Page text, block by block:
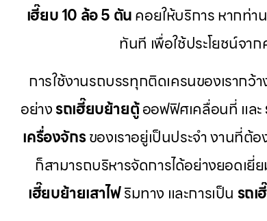
เฮี๊ยบ 10 ล้อ 5 ตันคอยให้บริการ หากท่
ทันที เพื่อใช้ประโยชน์จา
การใช้งานรถบรรทุกติดเครนของเรากว้
อย่างรถเฮี๊ยบย้ายตู้ออฟฟิศเคลื่อนที่ และ
เครื่องจักรของเราอยู่เป็นประจำ งานที่ต้
ก็สามารถบริหารจัดการได้อย่างยอดเ
เฮี๊ยบย้ายเสาไฟริมทาง และการเป็น รถเ